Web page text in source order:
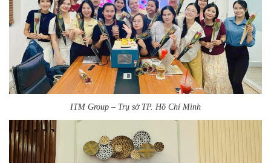
ITM Group – Trụ sở TP. Hồ Chí Minh